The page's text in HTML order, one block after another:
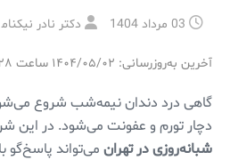
03 مرداد 1404 دکتر نادر نیکنام
آخرین به‌روزرسانی: ۱۴۰۴/۰۵/۰۲ ساعت ۲۲:۲۸
گاهی درد دندان نیمه‌شب شروع
دچار تورم و عفونت می‌شود. در این
شبانه‌روزی در تهران می‌تواند پاسخ‌گو